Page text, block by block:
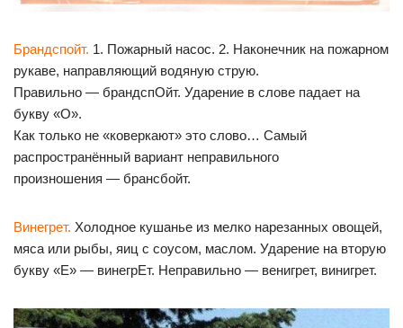
Брандспойт. 1. Пожарный насос. 2. Наконечник на пожарном
рукаве, направляющий водяную струю.
Правильно — брандспОйт. Ударение в слове падает на
букву «О».
Как только не «коверкают» это слово… Самый
распространённый вариант неправильного
произношения — брансбойт.
Винегрет. Холодное кушанье из мелко нарезанных овощей,
мяса или рыбы, яиц с соусом, маслом. Ударение на вторую
букву «Е» — винегрЕт. Неправильно — венигрет, винигрет.